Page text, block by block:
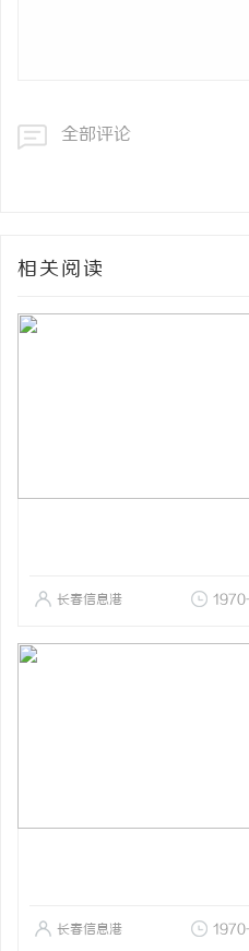
全部评论
相关阅读
长春信息港
长春信息港